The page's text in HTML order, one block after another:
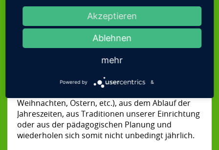
TEAMARBEIT
KOOPERATION
FÖRDERVEREIN
SPRECHZEITEN
ANMELDUNG
KONTAKT
Feste und Feiern gehören in den Ablauf jedes
Kindergartenjahres und werden mit den Kindern
und zum Teil auch mit deren Familien gefeiert.
Gottesdienste finden kindergartenintern oder als
Familiengottesdienst mit der Gemeinde an der
Anlässe für diese Höhepunkte im Jahr ergeben
Weihnachten, Ostern, etc.), aus dem Ablauf der
Jahreszeiten, aus Traditionen unserer Einrichtung
oder aus der pädagogischen Planung und
wiederholen sich somit nicht unbedingt jährlich.
Akzeptieren
Ablehnen
mehr
Powered by &